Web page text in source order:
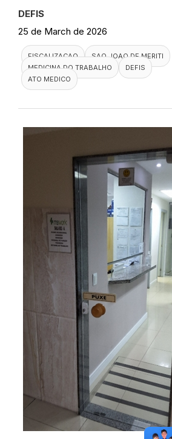
DEFIS
25 de March de 2026
FISCALIZACAO
SAO JOAO DE MERITI
MEDICINA DO TRABALHO
DEFIS
ATO MEDICO